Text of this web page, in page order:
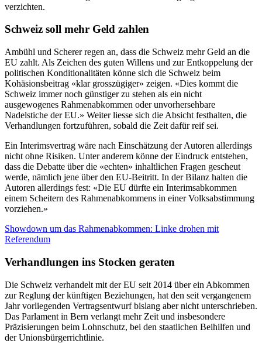
verzichten.
Schweiz soll mehr Geld zahlen
Ambühl und Scherer regen an, dass die Schweiz mehr Geld an die
EU zahlt. Als Zeichen des guten Willens und zur Entkoppelung der
politischen Konditionalitäten könne sich die Schweiz beim
Kohäsionsbeitrag «klar grosszügiger» zeigen. «Dies kommt die
Schweiz immer noch günstiger zu stehen als ein nicht
ausgewogenes Rahmenabkommen oder unvorhersehbare
Nadelstiche der EU.» Weiter liesse sich die Absicht festhalten, die
Verhandlungen fortzuführen, sobald die Zeit dafür reif sei.
Ein Interimsvertrag wäre nach Einschätzung der Autoren allerdings
nicht ohne Risiken. Unter anderem könne der Eindruck entstehen,
dass die Debatte über die «echten» inhaltlichen Fragen gescheut
werde, nämlich jene über den EU-Beitritt. In der Bilanz halten die
Autoren allerdings fest: «Die EU dürfte ein Interimsabkommen
einem Scheitern des Rahmenabkommens in einer Volksabstimmung
vorziehen.»
Showdown um das Rahmenabkommen: Linke drohen mit
Referendum
Verhandlungen ins Stocken geraten
Die Schweiz verhandelt mit der EU seit 2014 über ein Abkommen
zur Reglung der künftigen Beziehungen, hat den seit vergangenem
Jahr vorliegenden Vertragsentwurf bislang aber nicht unterschrieben.
Das Parlament in Bern verlangt mehr Zeit und insbesondere
Präzisierungen beim Lohnschutz, bei den staatlichen Beihilfen und
der Unionsbürgerrichtlinie.